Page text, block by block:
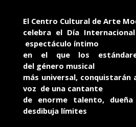
El Centro Cultural de Arte
celebra el Día
espectáculo íntimo
en el que los
del género musical
más universal, conquistarán
voz de una cantante
de enorme talento,
desdibuja límites